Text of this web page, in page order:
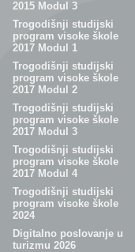
2015 Modul 3
Trogodišnji studijski
program visoke škole
2017 Modul 1
Trogodišnji studijski
program visoke škole
2017 Modul 2
Trogodišnji studijski
program visoke škole
2017 Modul 3
Trogodišnji studijski
program visoke škole
2017 Modul 4
Trogodišnji studijski
program visoke škole
2024
Digitalno poslovanje u
turizmu 2026